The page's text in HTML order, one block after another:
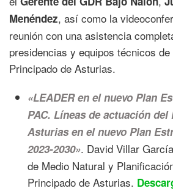
Menéndez, así como la
reunión con una asistencia
presidencias y equipos técnicos
Principado de Asturias.
«LEADER en el nuevo Plan
PAC. Líneas de actuación
Asturias en el nuevo Plan
2023-2030». David Villar
de Medio Natural y
Principado de Asturias.